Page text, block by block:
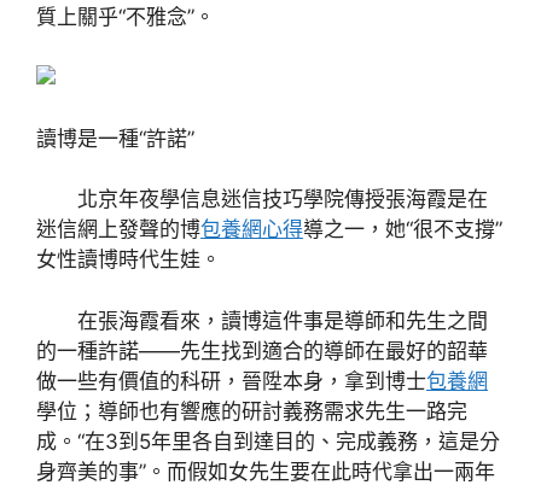
質上關乎“不雅念”。
讀博是一種“許諾”
北京年夜學信息迷信技巧學院傳授張海霞是在
迷信網上發聲的博包養網心得導之一，她“很不支撐”
女性讀博時代生娃。
在張海霞看來，讀博這件事是導師和先生之間
的一種許諾——先生找到適合的導師在最好的韶華
做一些有價值的科研，晉陞本身，拿到博士包養網
學位；導師也有響應的研討義務需求先生一路完
成。“在3到5年里各自到達目的、完成義務，這是分
身齊美的事”。而假如女先生要在此時代拿出一兩年